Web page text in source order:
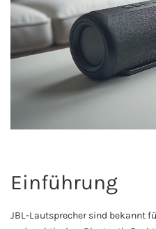
Einführung
JBL-Lautsprecher sind bekannt